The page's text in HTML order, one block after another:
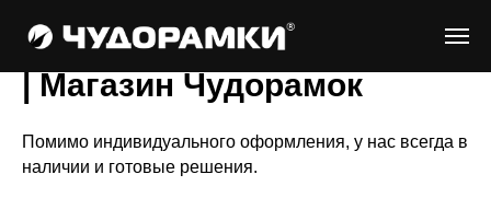
| Магазин Чудорамок
Помимо индивидуального оформления, у нас всегда в
наличии и готовые решения.